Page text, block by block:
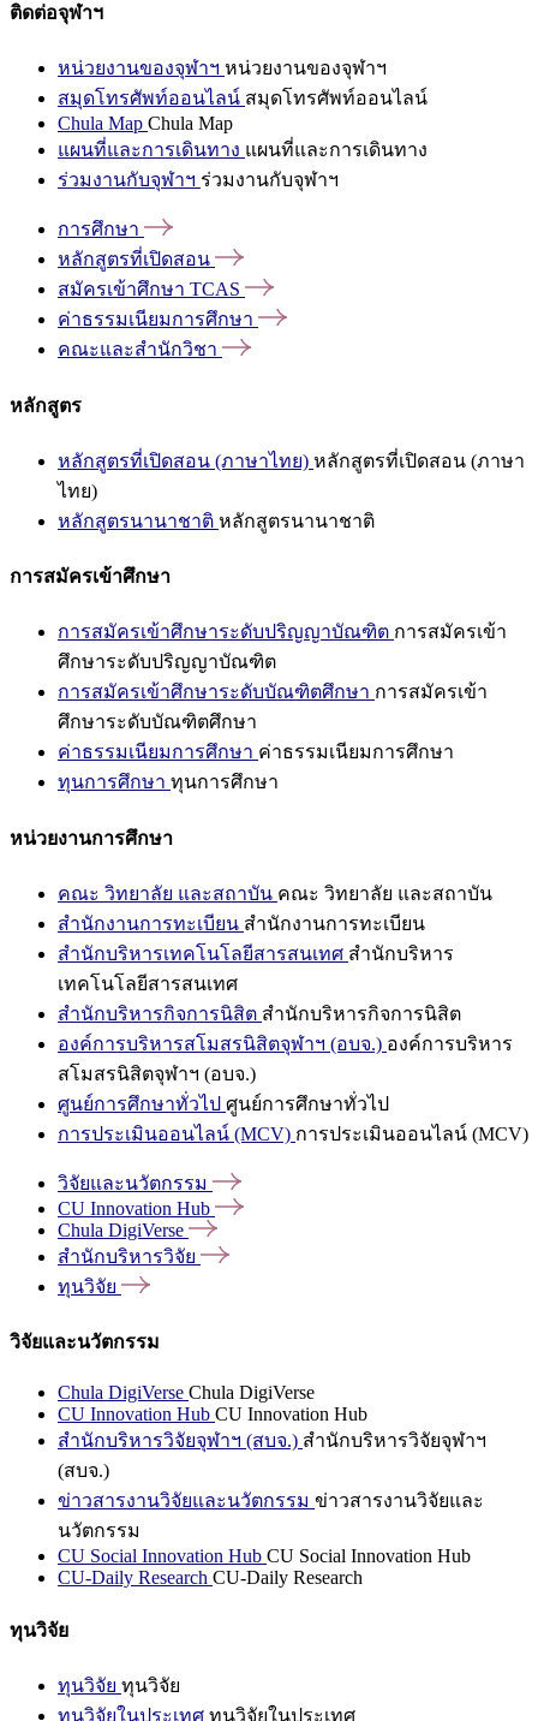
ติดต่อจุฬาฯ
หน่วยงานของจุฬาฯ หน่วยงานของจุฬาฯ
สมุดโทรศัพท์ออนไลน์ สมุดโทรศัพท์ออนไลน์
Chula Map Chula Map
แผนที่และการเดินทาง แผนที่และการเดินทาง
ร่วมงานกับจุฬาฯ ร่วมงานกับจุฬาฯ
การศึกษา
หลักสูตรที่เปิดสอน
สมัครเข้าศึกษา TCAS
ค่าธรรมเนียมการศึกษา
คณะและสำนักวิชา
หลักสูตร
หลักสูตรที่เปิดสอน (ภาษาไทย) หลักสูตรที่เปิดสอน (ภาษา
ไทย)
หลักสูตรนานาชาติ หลักสูตรนานาชาติ
การสมัครเข้าศึกษา
การสมัครเข้าศึกษาระดับปริญญาบัณฑิต การสมัครเข้า
ศึกษาระดับปริญญาบัณฑิต
การสมัครเข้าศึกษาระดับบัณฑิตศึกษา การสมัครเข้า
ศึกษาระดับบัณฑิตศึกษา
ค่าธรรมเนียมการศึกษา ค่าธรรมเนียมการศึกษา
ทุนการศึกษา ทุนการศึกษา
หน่วยงานการศึกษา
คณะ วิทยาลัย และสถาบัน คณะ วิทยาลัย และสถาบัน
สำนักงานการทะเบียน สำนักงานการทะเบียน
สำนักบริหารเทคโนโลยีสารสนเทศ สำนักบริหาร
เทคโนโลยีสารสนเทศ
สำนักบริหารกิจการนิสิต สำนักบริหารกิจการนิสิต
องค์การบริหารสโมสรนิสิตจุฬาฯ (อบจ.) องค์การบริหาร
สโมสรนิสิตจุฬาฯ (อบจ.)
ศูนย์การศึกษาทั่วไป ศูนย์การศึกษาทั่วไป
การประเมินออนไลน์ (MCV) การประเมินออนไลน์ (MCV)
วิจัยและนวัตกรรม
CU Innovation Hub
Chula DigiVerse
สำนักบริหารวิจัย
ทุนวิจัย
วิจัยและนวัตกรรม
Chula DigiVerse Chula DigiVerse
CU Innovation Hub CU Innovation Hub
สำนักบริหารวิจัยจุฬาฯ (สบจ.) สำนักบริหารวิจัยจุฬาฯ
(สบจ.)
ข่าวสารงานวิจัยและนวัตกรรม ข่าวสารงานวิจัยและ
นวัตกรรม
CU Social Innovation Hub CU Social Innovation Hub
CU-Daily Research CU-Daily Research
ทุนวิจัย
ทุนวิจัย ทุนวิจัย
ทุนวิจัยในประเทศ ทุนวิจัยในประเทศ